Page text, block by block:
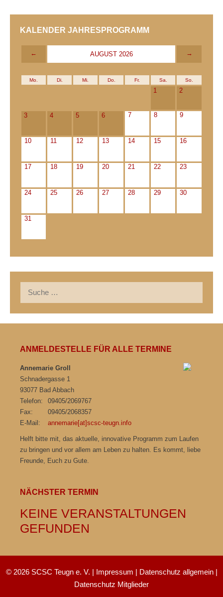
KALENDER JAHRESPROGRAMM
← AUGUST 2026 →
Mo. Di. Mi. Do. Fr. Sa. So.
1 2
3 4 5 6 7 8 9
10 11 12 13 14 15 16
17 18 19 20 21 22 23
24 25 26 27 28 29 30
31
nach:
ANMELDESTELLE FÜR ALLE TERMINE
Annemarie Groll
Schnadergasse 1
93077 Bad Abbach
Telefon:
09405/2069767
Fax:
09405/2068357
E-Mail:
annemarie[at]scsc-teugn.info
Helft bitte mit, das aktuelle, innovative Programm zum Laufen
zu bringen und vor allem am Leben zu halten. Es kommt, liebe
Freunde, Euch zu Gute.
NÄCHSTER TERMIN
KEINE VERANSTALTUNGEN
GEFUNDEN
© 2026 SCSC Teugn e. V. | Impressum | Datenschutz allgemein|
Datenschutz Mitglieder